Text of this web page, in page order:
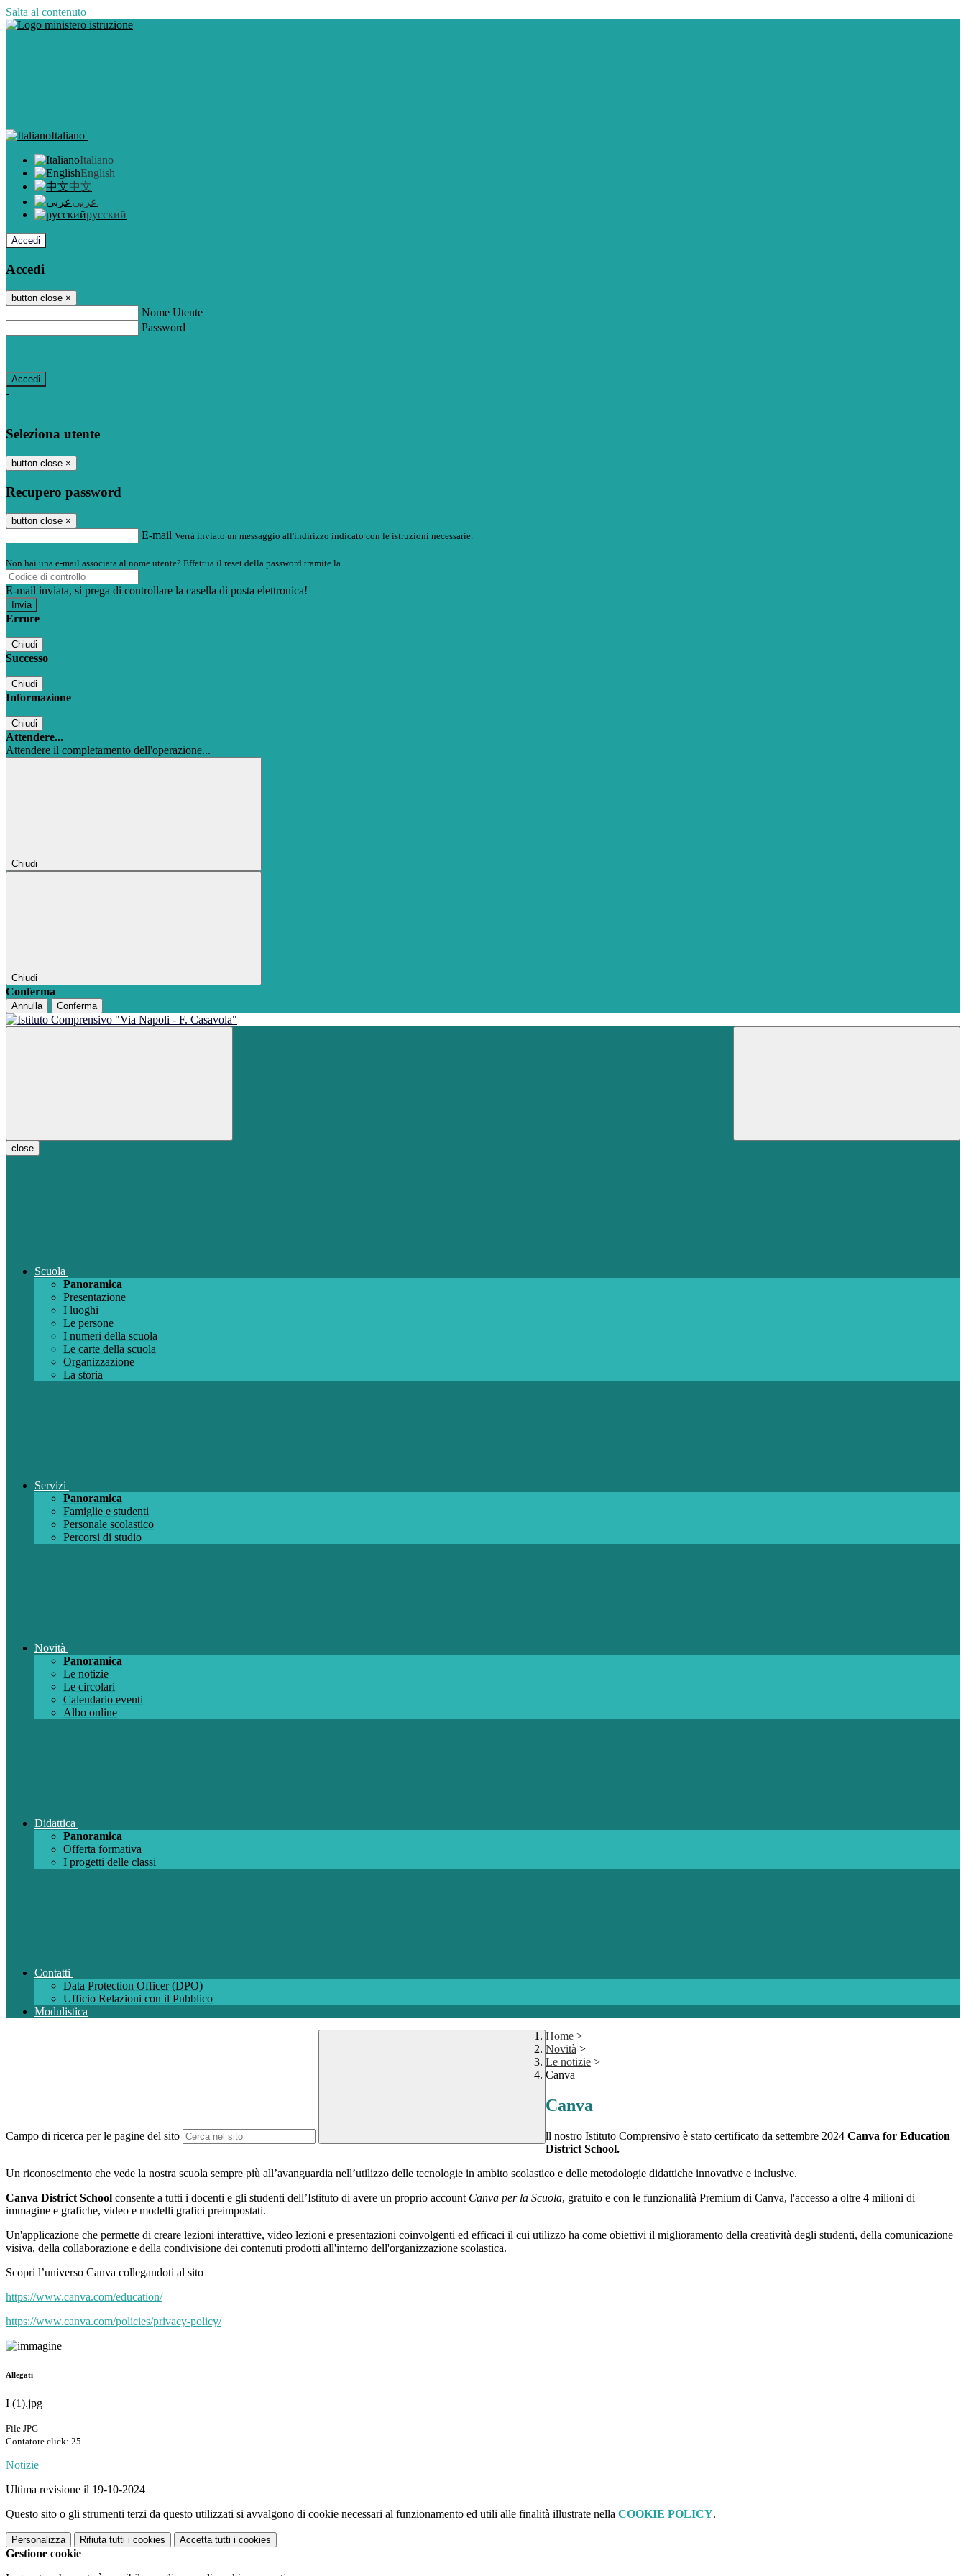
Salta al contenuto
Italiano
Italiano
English
中文
عربى
русский
Accedi
Accedi
button close ×
Nome Utente
Password
-
Seleziona utente
button close ×
Recupero password
button close ×
E-mail Verrà inviato un messaggio all'indirizzo indicato con le istruzioni necessarie.
Non hai una e-mail associata al nome utente? Effettua il reset della password tramite la
E-mail inviata, si prega di controllare la casella di posta elettronica!
Errore
Chiudi
Successo
Chiudi
Informazione
Chiudi
Attendere...
Attendere il completamento dell'operazione...
Chiudi
Chiudi
Conferma
Annulla Conferma
close
Scuola
Panoramica
Presentazione
I luoghi
Le persone
I numeri della scuola
Le carte della scuola
Organizzazione
La storia
Servizi
Panoramica
Famiglie e studenti
Personale scolastico
Percorsi di studio
Novità
Panoramica
Le notizie
Le circolari
Calendario eventi
Albo online
Didattica
Panoramica
Offerta formativa
I progetti delle classi
Contatti
Data Protection Officer (DPO)
Ufficio Relazioni con il Pubblico
Modulistica
Campo di ricerca per le pagine del sito
Home >
Novità >
Le notizie >
Canva
Canva
ll nostro Istituto Comprensivo è stato certificato da settembre 2024 Canva for Education
District School.
Un riconoscimento che vede la nostra scuola sempre più all’avanguardia nell’utilizzo delle tecnologie in ambito scolastico e delle metodologie didattiche innovative e inclusive.
Canva District School consente a tutti i docenti e gli studenti dell’Istituto di avere un proprio account Canva per la Scuola, gratuito e con le funzionalità Premium di Canva, l'accesso a oltre 4 milioni di
immagine e grafiche, video e modelli grafici preimpostati.
Un'applicazione che permette di creare lezioni interattive, video lezioni e presentazioni coinvolgenti ed efficaci il cui utilizzo ha come obiettivi il miglioramento della creatività degli studenti, della comunicazione
visiva, della collaborazione e della condivisione dei contenuti prodotti all'interno dell'organizzazione scolastica.
Scopri l’universo Canva collegandoti al sito
https://www.canva.com/education/
https://www.canva.com/policies/privacy-policy/
Allegati
I (1).jpg
File JPG
Contatore click: 25
Notizie
Ultima revisione il 19-10-2024
Questo sito o gli strumenti terzi da questo utilizzati si avvalgono di cookie necessari al funzionamento ed utili alle finalità illustrate nella COOKIE POLICY.
Personalizza Rifiuta tutti i cookies Accetta tutti i cookies
Gestione cookie